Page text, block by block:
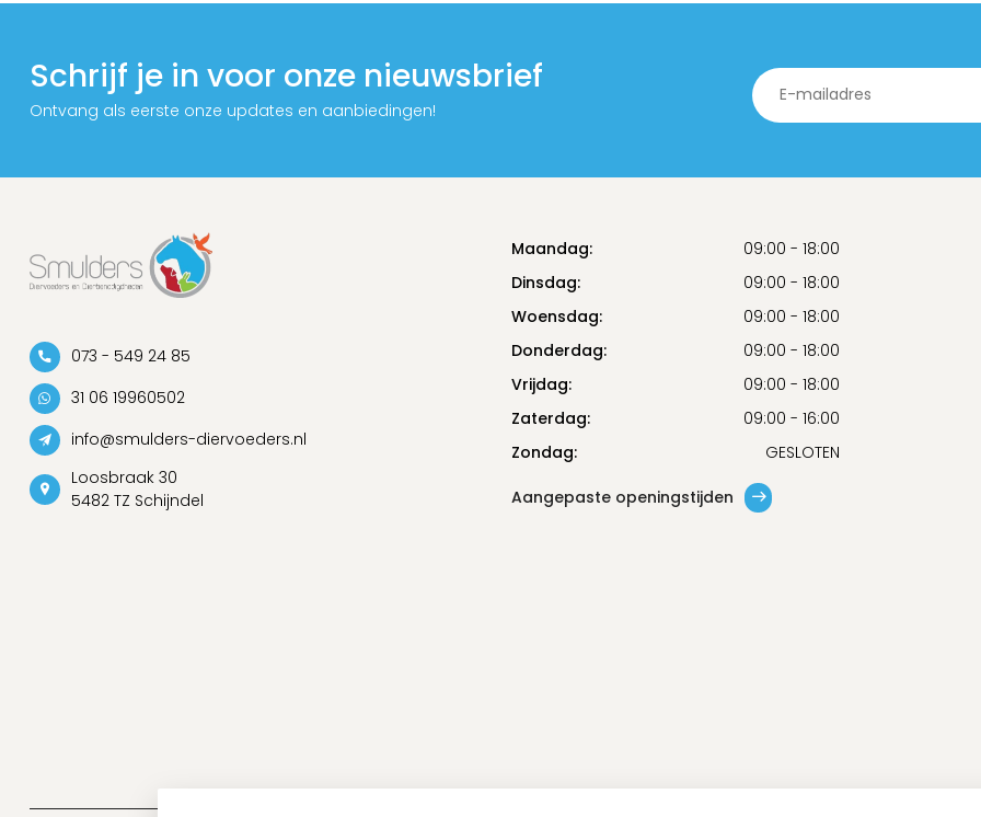
Schrijf je in voor onze nieuwsbrief
Ontvang als eerste onze updates en aanbiedingen!
073 - 549 24 85
31 06 19960502
info@smulders-diervoeders.nl
Loosbraak 30
5482 TZ Schijndel
Maandag:
09:00 - 18:00
Dinsdag:
09:00 - 18:00
Woensdag:
09:00 - 18:00
Donderdag:
09:00 - 18:00
Vrijdag:
09:00 - 18:00
Zaterdag:
09:00 - 16:00
Zondag:
GESLOTEN
Aangepaste openingstijden